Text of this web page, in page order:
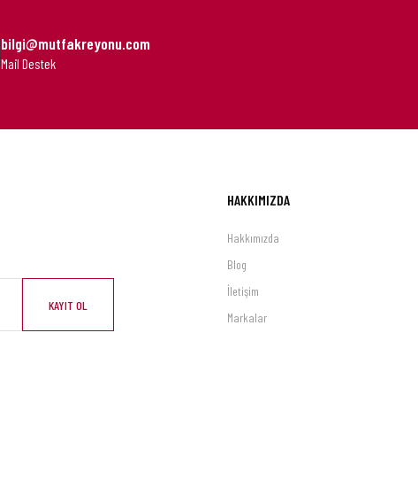
bilgi@mutfakreyonu.com
Mail Destek
KAYIT OL
HAKKIMIZDA
Hakkımızda
Blog
İletişim
Markalar